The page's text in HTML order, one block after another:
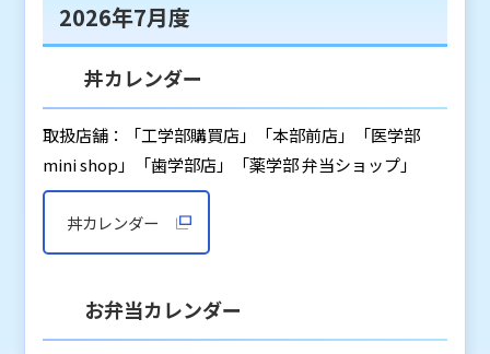
2026年7月度
丼カレンダー
取扱店舗：「工学部購買店」「本部前店」「医学部
mini shop」「歯学部店」「薬学部 弁当ショップ」
丼カレンダー
お弁当カレンダー